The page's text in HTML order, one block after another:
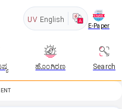
UV English
E-Paper
ಹೊಂಗಿರಣ Search